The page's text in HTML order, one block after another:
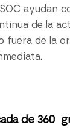
ayudan
de la
fuera de la
de 360